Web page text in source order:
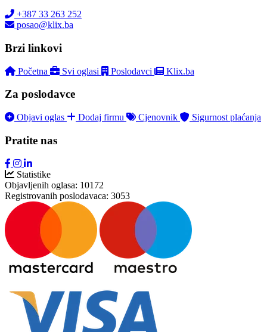
+387 33 263 252
posao@klix.ba
Brzi linkovi
Početna Svi oglasi Poslodavci Klix.ba
Za poslodavce
Objavi oglas Dodaj firmu Cjenovnik Sigurnost plaćanja
Pratite nas
Statistike
Objavljenih oglasa: 10172
Registrovanih poslodavaca: 3053